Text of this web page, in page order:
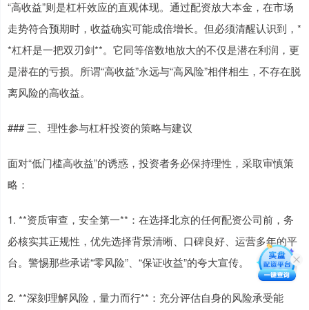
“高收益”则是杠杆效应的直观体现。通过配资放大本金，在市场
走势符合预期时，收益确实可能成倍增长。但必须清醒认识到，*
*杠杆是一把双刃剑**。它同等倍数地放大的不仅是潜在利润，更
是潜在的亏损。所谓“高收益”永远与“高风险”相伴相生，不存在脱
离风险的高收益。
### 三、理性参与杠杆投资的策略与建议
面对“低门槛高收益”的诱惑，投资者务必保持理性，采取审慎策
略：
1. **资质审查，安全第一**：在选择北京的任何配资公司前，务
必核实其正规性，优先选择背景清晰、口碑良好、运营多年的平
台。警惕那些承诺“零风险”、“保证收益”的夸大宣传。
2. **深刻理解风险，量力而行**：充分评估自身的风险承受能